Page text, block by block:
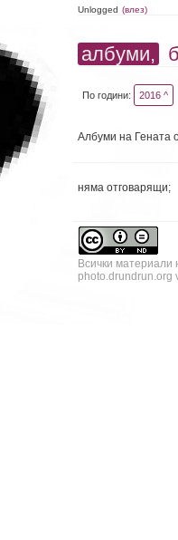
Unlogged (влез)
албуми,
По години: 2016 ^
Албуми на Гената
няма отговарящи;
Всички материали
photo.drundrun.org